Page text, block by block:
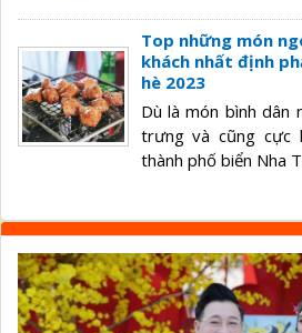
Top những món
khách nhất định
hè 2023
Dù là món bình dân
trưng và cũng cực
thành phố biển Nha